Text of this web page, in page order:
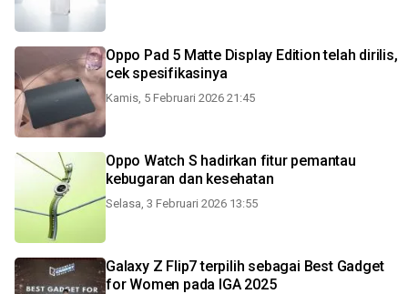
Oppo Pad 5 Matte Display Edition telah dirilis,
cek spesifikasinya
Kamis, 5 Februari 2026 21:45
Oppo Watch S hadirkan fitur pemantau
kebugaran dan kesehatan
Selasa, 3 Februari 2026 13:55
Galaxy Z Flip7 terpilih sebagai Best Gadget
for Women pada IGA 2025